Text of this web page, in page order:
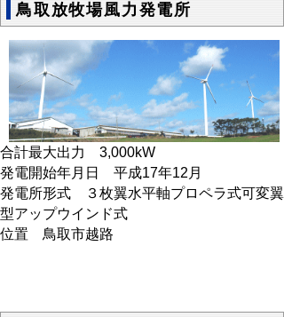
鳥取放牧場風力発電所
合計最大出力 3,000kW
発電開始年月日 平成17年12月
発電所形式 ３枚翼水平軸プロペラ式可変翼
型アップウインド式
位置 鳥取市越路